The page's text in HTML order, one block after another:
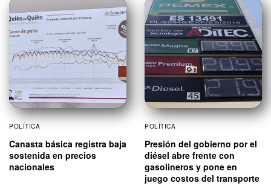
POLÍTICA
Canasta básica registra baja
sostenida en precios
nacionales
POLÍTICA
Presión del gobierno por el
diésel abre frente con
gasolineros y pone en
juego costos del transporte